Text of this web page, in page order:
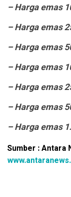
– ⁠Harga emas
– ⁠Harga emas
– ⁠Harga emas
– ⁠Harga emas
– ⁠Harga emas
– ⁠Harga emas
– ⁠Harga emas
Sumber : Antara